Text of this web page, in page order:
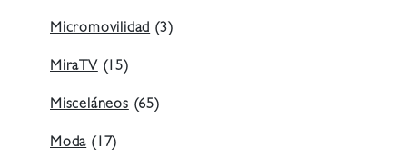
Micromovilidad(3)
MiraTV(15)
Misceláneos(65)
Moda(17)